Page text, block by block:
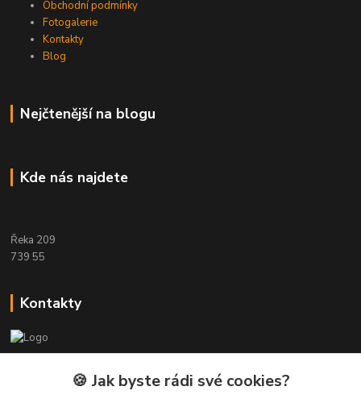
Obchodní podmínky
Fotogalerie
Kontakty
Blog
Nejčtenější na blogu
Kde nás najdete
Řeka 209
739 55
Kontakty
🍪 Jak byste rádi své cookies?